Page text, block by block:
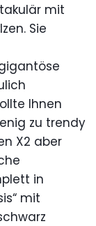
mit
Sie
Ihnen
zu trendy
X2 aber
in
mit